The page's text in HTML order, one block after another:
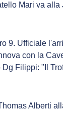
Mari va alla
9. Ufficiale
con la
"Il Trofeo Catello
Alberti alla